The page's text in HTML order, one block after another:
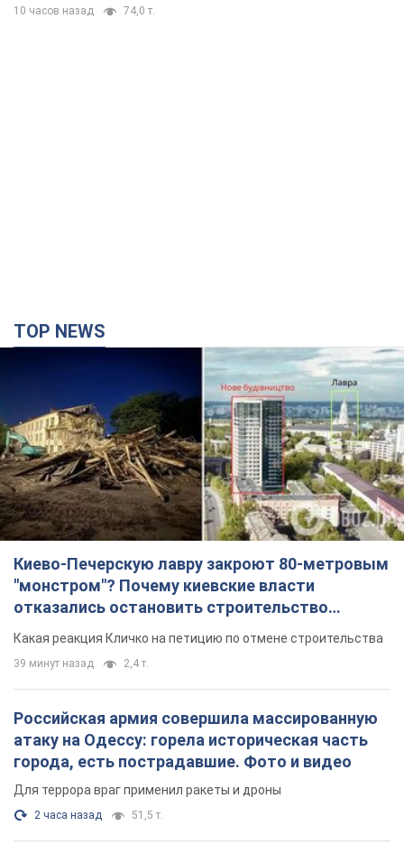
Киево-Печерскую лавру закроют 80-метровым
"монстром"? Почему киевские власти
отказались остановить строительство
небоскреба "московского верующего"
Какая реакция Кличко на петицию по отмене строительства
39 минут назад 2,4 т.
Российская армия совершила массированную
атаку на Одессу: горела историческая часть
города, есть пострадавшие. Фото и видео
Для террора враг применил ракеты и дроны
2 часа назад 51,5 т.
«Они воюют против продовольственной
безопасности мира!» Зеленский заявил, что
российская армия вновь обстреляла порт в
Одессе
Только за неделю против Украины было применено десятки